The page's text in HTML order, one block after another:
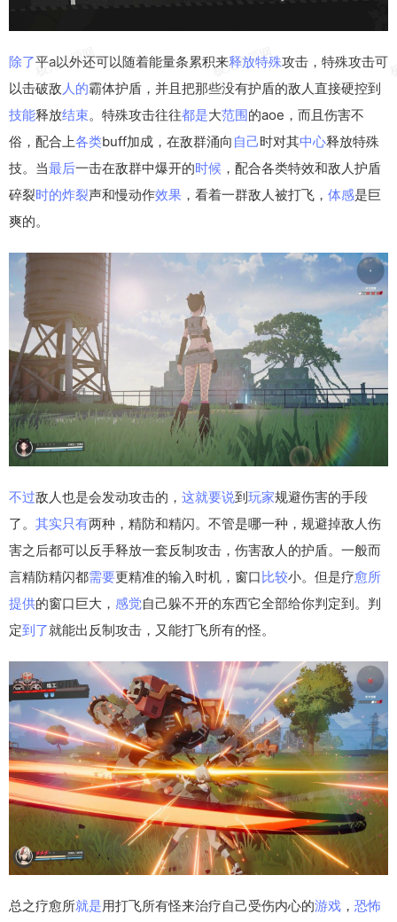
除了平a以外还可以随着能量条累积来释放特殊攻击，特殊攻击可
以击破敌人的霸体护盾，并且把那些没有护盾的敌人直接硬控到
技能释放结束。特殊攻击往往都是大范围的aoe，而且伤害不
俗，配合上各类buff加成，在敌群涌向 自己时对其中心释放特殊
技。当最后一击在敌群中爆开的时候 ，配合各类特效和敌人护盾
碎裂时的炸裂声和慢动作效果 ，看着一群敌人被打飞， 体感是巨
爽的。
不过敌人也是会发动攻击的， 这就要说到玩家规避伤害的手段
了。 其实只有两种，精防和精闪。不管是哪一种，规避掉敌人伤
害之后都可以反手释放一套反制攻击，伤害敌人的护盾。一般而
言精防精闪都需要更精准的输入时机，窗口比较小。但是疗愈所
提供的窗口巨大， 感觉自己躲不开的东西它全部给你判定到。判
定到了就能出反制攻击，又能打飞所有的怪。
总之疗愈所就是用打飞所有怪来治疗自己受伤内心的游戏 ， 恐怖